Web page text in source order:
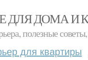
ДЛЯ ДОМА И
полезные
для квартиры